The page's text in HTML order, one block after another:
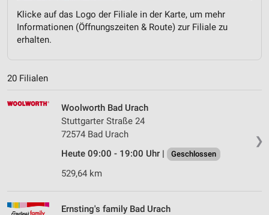
Klicke auf das Logo der Filiale in der Karte, um mehr
Informationen (Öffnungszeiten & Route) zur Filiale zu
erhalten.
20 Filialen
❯
Woolworth Bad Urach
Stuttgarter Straße 24
72574 Bad Urach
Heute 09:00 - 19:00 Uhr |
Geschlossen
529,64 km
Ernsting's family Bad Urach